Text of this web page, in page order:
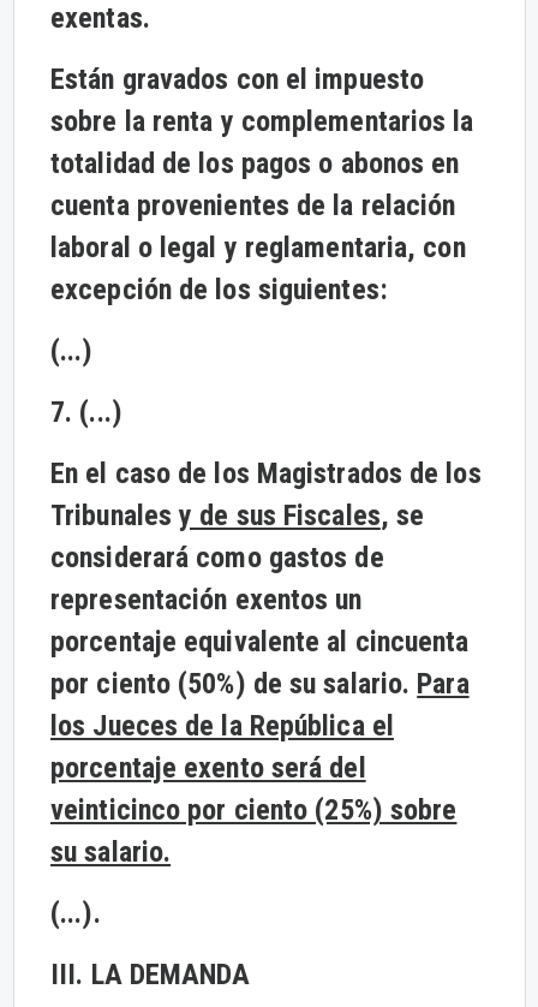
exentas.
Están gravados con el impuesto
sobre la renta y complementarios la
totalidad de los pagos o abonos en
cuenta provenientes de la relación
laboral o legal y reglamentaria, con
excepción de los siguientes:
(...)
7. (...)
En el caso de los Magistrados de los
Tribunalesy de sus Fiscales, se
considerará como gastos de
representación exentos un
porcentaje equivalente al cincuenta
por ciento (50%) de su salario. Para
los Jueces de la República el
porcentaje exento será del
veinticinco por ciento (25%) sobre
su salario.
(...).
III. LA DEMANDA